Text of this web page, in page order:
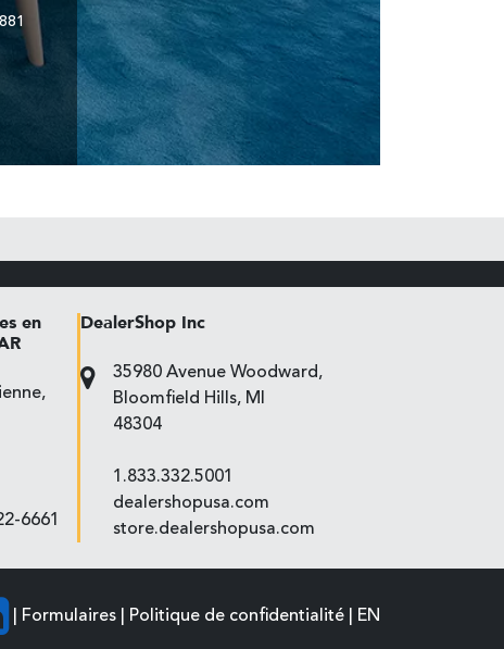
en
6661
DealerShop Inc
35980 Avenue Woodward,
Bloomfield Hills, MI
48304
1.833.332.5001
dealershopusa.com
store.dealershopusa.com
Formulaires Politique de confidentialité EN